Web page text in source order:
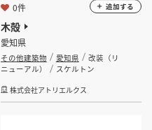
木殻
愛知県
その他建築物 愛知県
改装（リ
ニューアル）
スケルトン
株式会社アトリエルクス
0件 追加する